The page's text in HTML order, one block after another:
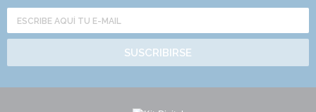
SUSCRIBIRSE